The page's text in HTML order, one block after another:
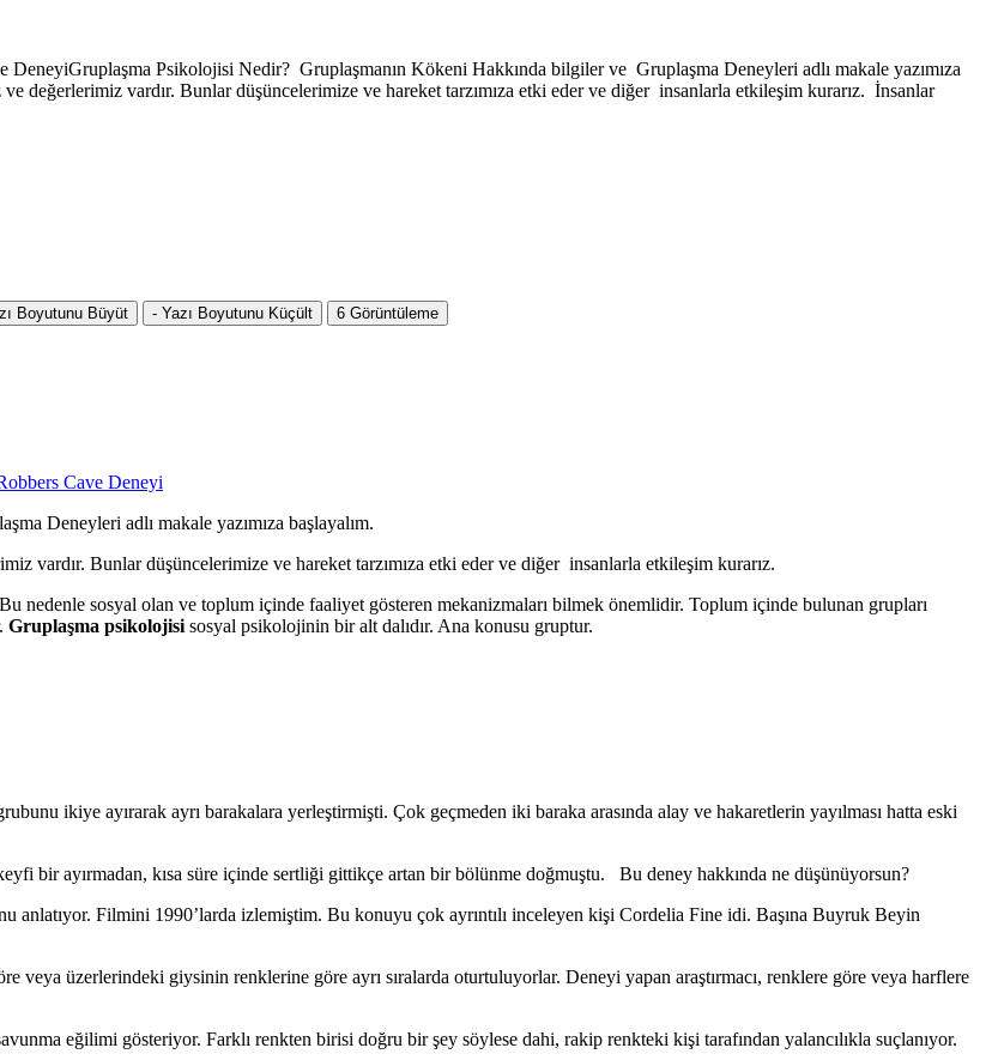
Psikolojisi Nedir? Gruplaşmanın Kökeni Hakkında bilgiler ve Gruplaşma Deneyleri adlı makale yazımıza
değerlerimiz vardır. Bunlar düşüncelerimize ve hareket tarzımıza etki eder ve diğer insanlarla etkileşim kurarız. İnsanlar
Boyutunu Büyüt - Yazı Boyutunu Küçült 6 Görüntüleme
Cave Deneyi
Deneyleri adlı makale yazımıza başlayalım.
vardır. Bunlar düşüncelerimize ve hareket tarzımıza etki eder ve diğer insanlarla etkileşim kurarız.
nedenle sosyal olan ve toplum içinde faaliyet gösteren mekanizmaları bilmek önemlidir. Toplum içinde bulunan grupları
Gruplaşma psikolojisi sosyal psikolojinin bir alt dalıdır. Ana konusu gruptur.
ikiye ayırarak ayrı barakalara yerleştirmişti. Çok geçmeden iki baraka arasında alay ve hakaretlerin yayılması hatta eski
bir ayırmadan, kısa süre içinde sertliği gittikçe artan bir bölünme doğmuştu. Bu deney hakkında ne düşünüyorsun?
anlatıyor. Filmini 1990’larda izlemiştim. Bu konuyu çok ayrıntılı inceleyen kişi Cordelia Fine idi. Başına Buyruk Beyin
veya üzerlerindeki giysinin renklerine göre ayrı sıralarda oturtuluyorlar. Deneyi yapan araştırmacı, renklere göre veya harflere
eğilimi gösteriyor. Farklı renkten birisi doğru bir şey söylese dahi, rakip renkteki kişi tarafından yalancılıkla suçlanıyor.